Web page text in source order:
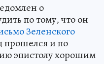
о
по тому, что он
Зеленского
прошелся и по
эпистолу хорошим